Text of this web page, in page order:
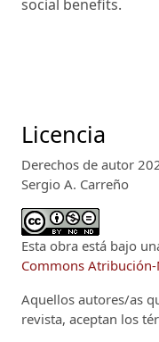
social benefits.
Licencia
Derechos de autor
Sergio A. Carreño
Esta obra está bajo
Commons
Aquellos autores/as
revista, aceptan los